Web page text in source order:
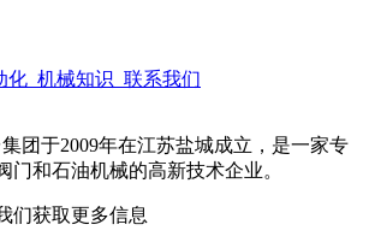
化 机械知识 联系我们
团于2009年在江苏盐城成立，是一家专
门和石油机械的高新技术企业。
们获取更多信息